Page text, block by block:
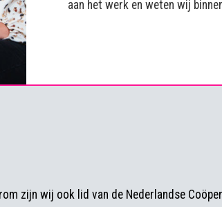
aan het werk en weten wij
zijn wij ook lid van de Nederlandse